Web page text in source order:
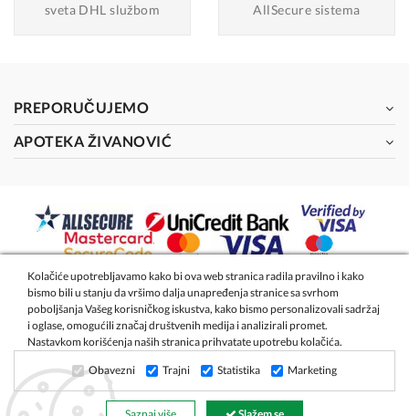
sveta DHL službom
AllSecure sistema
PREPORUČUJEMO
APOTEKA ŽIVANOVIĆ
2026 - Apoteka Magistra Živanović
Kolačiće upotrebljavamo kako bi ova web stranica radila pravilno i kako
bismo bili u stanju da vršimo dalja unapređenja stranice sa svrhom
poboljšanja Vašeg korisničkog iskustva, kako bismo personalizovali sadržaj
i oglase, omogućili značaj društvenih medija i analizirali promet.
Nastavkom korišćenja naših stranica prihvatate upotrebu kolačića.
Obavezni Trajni Statistika Marketing